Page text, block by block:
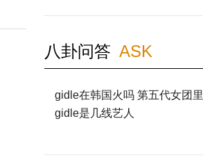
八卦问答 ASK
gidle在韩国火吗 第五代女团里
gidle是几线艺人